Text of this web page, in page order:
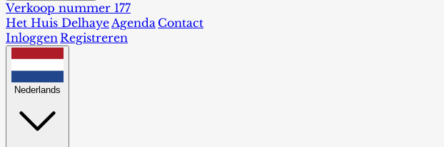
Verkoop nummer 177
Het Huis DelhayeAgenda Contact
InloggenRegistreren
Nederlands